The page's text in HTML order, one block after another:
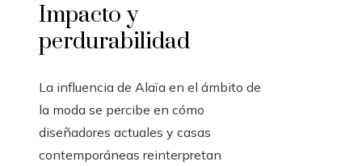
Impacto y
perdurabilidad
La influencia de Alaïa en el ámbito de
la moda se percibe en cómo
diseñadores actuales y casas
contemporáneas reinterpretan